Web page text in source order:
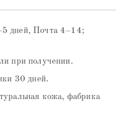
дней, Почта 4–14;
при получении.
30 дней.
кожа, фабрика